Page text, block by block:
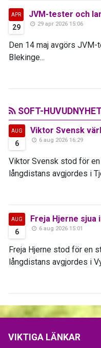
APR
29
JVM-tester och
29 apr 2026 15:06
Den 14 maj avgörs
Blekinge...
SOFT-
AUG
6
Viktor Svensk
6 aug 2026 16:29
Viktor Svensk stod för
långdistans avgjordes i
AUG
6
Freja Hjerne sjua
6 aug 2026 15:01
Freja Hjerne stod för en
långdistans avgjordes i
VIKTIGA LÄNKAR